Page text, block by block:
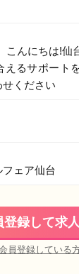
こんにちは!
るサポート
ください
ェア仙台
登録して求
員登録している